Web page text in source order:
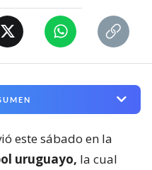
este sábado en la
uruguayo, la cual